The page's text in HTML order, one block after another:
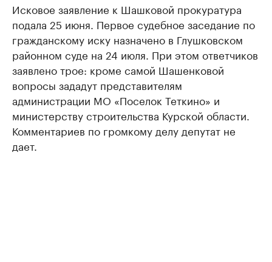
Исковое заявление к Шашковой прокуратура
подала 25 июня. Первое судебное заседание по
гражданскому иску назначено в Глушковском
районном суде на 24 июля. При этом ответчиков
заявлено трое: кроме самой Шашенковой
вопросы зададут представителям
администрации МО «Поселок Теткино» и
министерству строительства Курской области.
Комментариев по громкому делу депутат не
дает.